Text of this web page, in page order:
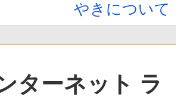
やきについて
ターネット ラ